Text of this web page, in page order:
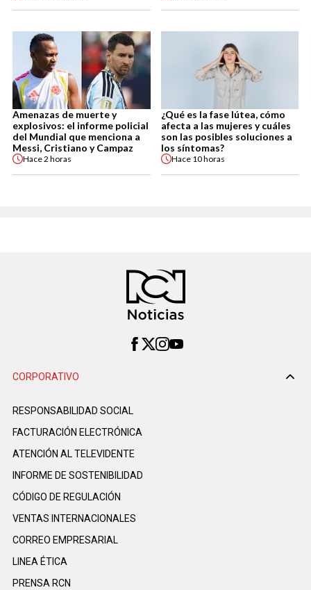
Amenazas de muerte y
explosivos: el informe policial
del Mundial que menciona a
Messi, Cristiano y Campaz
Hace2 horas
¿Qué es la fase lútea, cómo
afecta a las mujeres y cuáles
son las posibles soluciones a
los síntomas?
Hace 10 horas
CORPORATIVO
RESPONSABILIDAD SOCIAL
FACTURACIÓN ELECTRÓNICA
ATENCIÓN AL TELEVIDENTE
INFORME DE SOSTENIBILIDAD
CÓDIGO DE REGULACIÓN
VENTAS INTERNACIONALES
CORREO EMPRESARIAL
LINEA ÉTICA
PRENSA RCN